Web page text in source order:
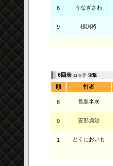
8 うなぎさわ
9 橿渕将
6回表 ロッテ 攻撃
順 打者
8 長島半次
9 安部貞治
1 とくにおいも